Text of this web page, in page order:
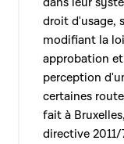
droit d'usage,
modifiant la
approbation
perception
certaines
fait à
directive